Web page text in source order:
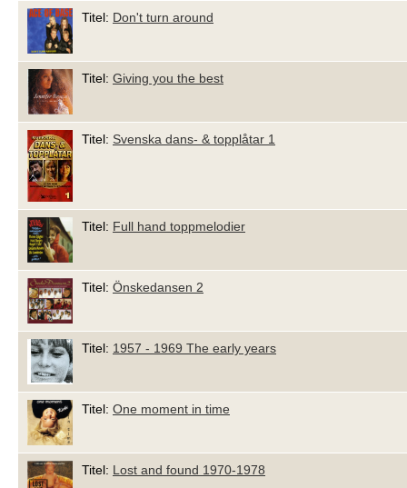
Titel: Don't turn around
Titel: Giving you the best
Titel: Svenska dans- & topplåtar 1
Titel: Full hand toppmelodier
Titel: Önskedansen 2
Titel: 1957 - 1969 The early years
Titel: One moment in time
Titel: Lost and found 1970-1978